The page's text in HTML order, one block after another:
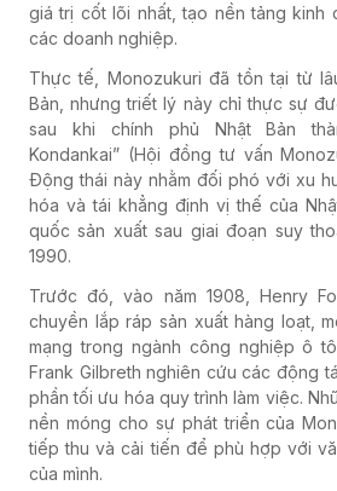
giá trị cốt lõi nhất, tạo nền tảng kinh
các doanh nghiệp.
Thực tế, Monozukuri đã tồn tại từ
Bản, nhưng triết lý này chỉ thực sự
sau khi chính phủ Nhật Bản
Kondankai” (Hội đồng tư vấn
Động thái này nhằm đối phó với xu
hóa và tái khẳng định vị thế của
quốc sản xuất sau giai đoạn suy
1990.
Trước đó, vào năm 1908, Henry
chuyền lắp ráp sản xuất hàng loạt,
mạng trong ngành công nghiệp ô
Frank Gilbreth nghiên cứu các động
phần tối ưu hóa quy trình làm việc.
nền móng cho sự phát triển của
tiếp thu và cải tiến để phù hợp với
của mình.